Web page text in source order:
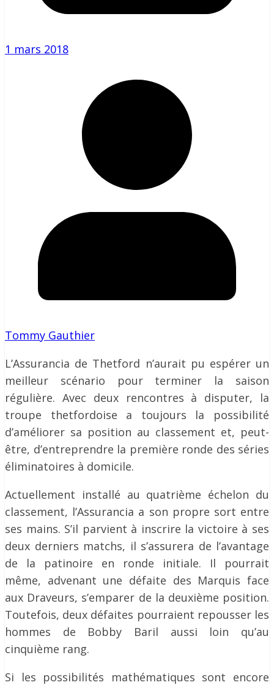
1 mars 2018
Tommy Gauthier
L’Assurancia de Thetford n’aurait pu espérer un
meilleur scénario pour terminer la saison
régulière. Avec deux rencontres à disputer, la
troupe thetfordoise a toujours la possibilité
d’améliorer sa position au classement et, peut-
être, d’entreprendre la première ronde des séries
éliminatoires à domicile.
Actuellement installé au quatrième échelon du
classement, l’Assurancia a son propre sort entre
ses mains. S’il parvient à inscrire la victoire à ses
deux derniers matchs, il s’assurera de l’avantage
de la patinoire en ronde initiale. Il pourrait
même, advenant une défaite des Marquis face
aux Draveurs, s’emparer de la deuxième position.
Toutefois, deux défaites pourraient repousser les
hommes de Bobby Baril aussi loin qu’au
cinquième rang.
Si les possibilités mathématiques sont encore